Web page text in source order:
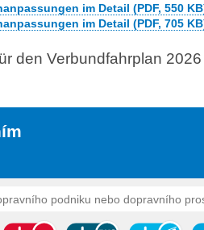
im Detail (PDF, 550
im Detail (PDF, 705
den Verbundfahrplan